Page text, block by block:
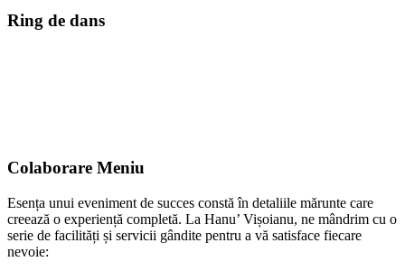
Ring de dans
Colaborare Meniu
Esența unui eveniment de succes constă în detaliile mărunte care
creează o experiență completă. La Hanu’ Vișoianu, ne mândrim cu o
serie de facilități și servicii gândite pentru a vă satisface fiecare
nevoie: